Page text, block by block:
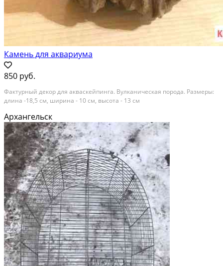
Камень для аквариума
850 руб.
Фактурный декор для акваскейпинга. Вулканическая порода. Размеры:
длина -18,5 см, ширина - 10 см, высота - 13 см
Архангельск